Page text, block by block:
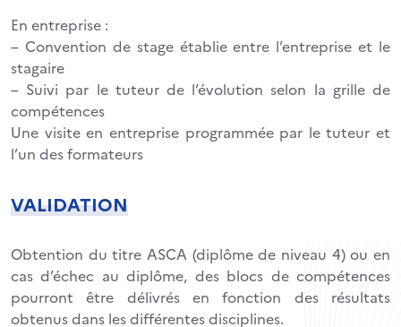
En entreprise :
– Convention de stage établie entre l’entreprise et le
stagaire
– Suivi par le tuteur de l’évolution selon la grille de
compétences
Une visite en entreprise programmée par le tuteur et
l’un des formateurs
VALIDATION
Obtention du titre ASCA (diplôme de niveau 4) ou en
cas d’échec au diplôme, des blocs de compétences
pourront être délivrés en fonction des résultats
obtenus dans les différentes disciplines.